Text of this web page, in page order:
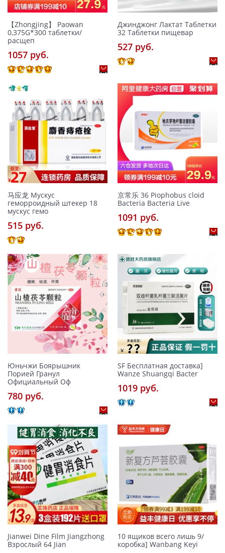
【Zhongjing】 Paowan
0,375G*300 таблетки/
расщеп
1057 pуб.
Джинджонг Лактат Таблетки
32 Таблетки пищевар
527 pуб.
马应龙 Мускус
геморроидный штекер 18
мускус гемо
515 pуб.
京常乐 36 Piophobus cloid
Bacteria Bacteria Live
1091 pуб.
Юньчжи Боярышник
Порией Гранул
Официальный Оф
780 pуб.
SF Бесплатная доставка]
Wanze Shuangqi Bacter
1019 pуб.
Jianwei Dine Film Jiangzhong
Взрослый 64 Jian
10 ящиков всего лишь 9/
коробка] Wanbang Keyi